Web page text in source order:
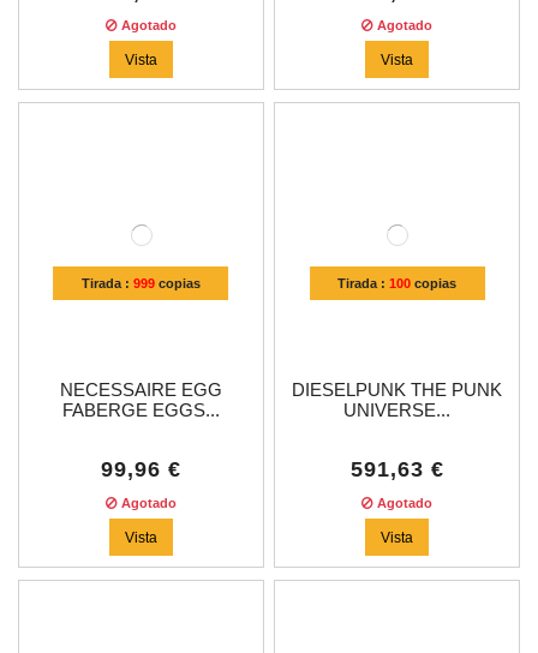
Agotado
Vista
Agotado
Vista
Tirada : 999copias
NECESSAIRE EGG
FABERGE EGGS...
99,96 €
Agotado
Vista
Tirada :100 copias
DIESELPUNK THE PUNK
UNIVERSE...
591,63 €
Agotado
Vista